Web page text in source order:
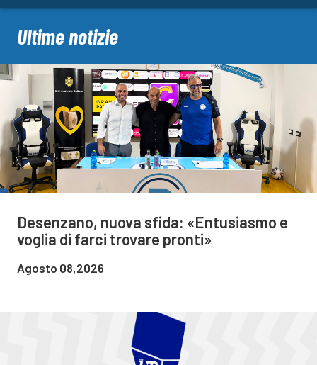
Ultime notizie
Desenzano, nuova sfida: «Entusiasmo e
voglia di farci trovare pronti»
Agosto 08,2026